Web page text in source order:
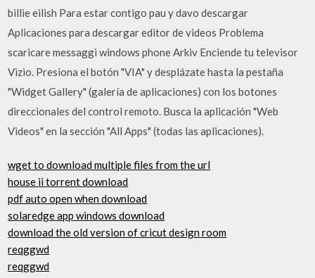
billie eilish Para estar contigo pau y davo descargar
Aplicaciones para descargar editor de videos Problema
scaricare messaggi windows phone Arkiv Enciende tu televisor
Vizio. Presiona el botón "VIA" y desplázate hasta la pestaña
"Widget Gallery" (galería de aplicaciones) con los botones
direccionales del control remoto. Busca la aplicación "Web
Videos" en la sección "All Apps" (todas las aplicaciones).
wget to download multiple files from the url
house ii torrent download
pdf auto open when download
solaredge app windows download
download the old version of cricut design room
reqggwd
reqggwd